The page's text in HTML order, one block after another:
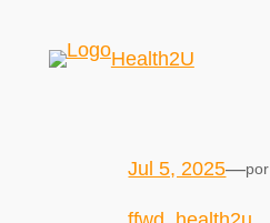
Health2U
Jul 5, 2025—por